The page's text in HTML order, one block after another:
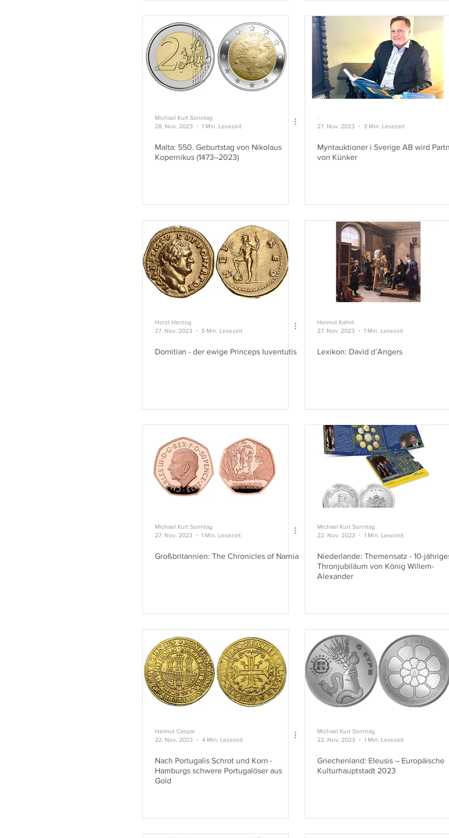
Michael Kurt Sonntag
28. Nov. 2023
1 Min. Lesezeit
Malta: 550. Geburtstag von Nikolaus
Kopernikus (1473–2023)
-
27. Nov. 2023
3 Min. Lesezeit
Myntauktioner i Sverige AB wird
von Künker
Horst Herzog
27. Nov. 2023
5 Min. Lesezeit
Domitian - der ewige Princeps Iuventutis
Helmut Kahnt
27. Nov. 2023
1 Min. Lesezeit
Lexikon: David d’Angers
Michael Kurt Sonntag
27. Nov. 2023
1 Min. Lesezeit
Großbritannien: The Chronicles of Narnia
Michael Kurt Sonntag
22. Nov. 2023
1 Min. Lesezeit
Niederlande: Themensatz - 10-
Thronjubiläum von König Willem-
Alexander
Helmut Caspar
22. Nov. 2023
4 Min. Lesezeit
Nach Portugalis Schrot und Korn -
Hamburgs schwere Portugalöser aus
Gold
Michael Kurt Sonntag
22. Nov. 2023
1 Min. Lesezeit
Griechenland: Eleusis – Europäische
Kulturhauptstadt 2023